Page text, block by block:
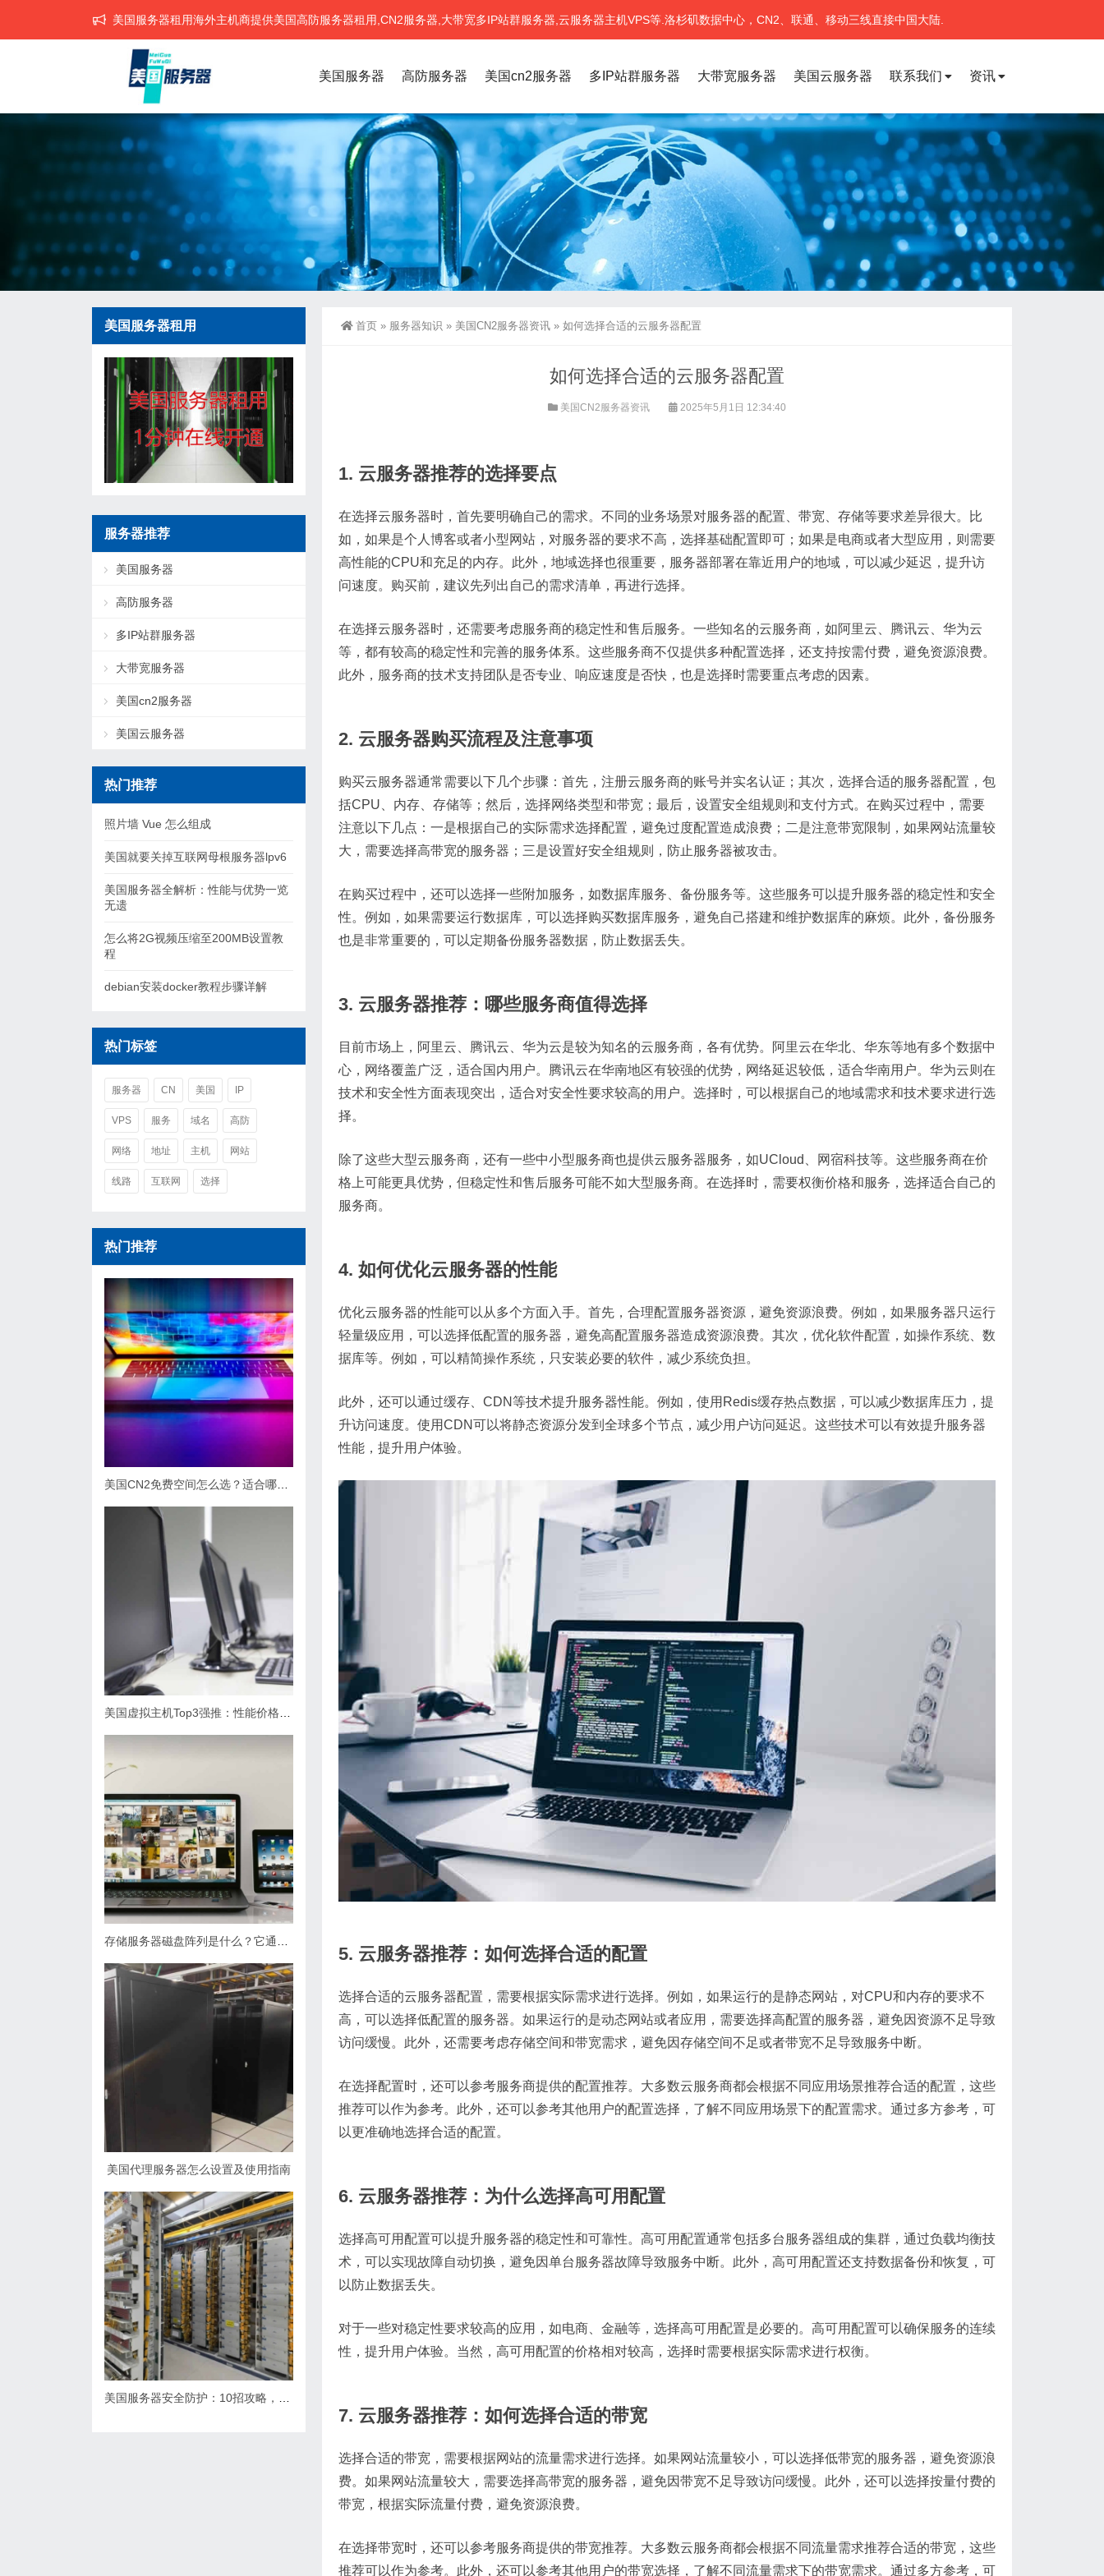
美国服务器租用海外主机商提供美国高防服务器租用,CN2服务器,大带宽多IP站群服务器,云服务器主机VPS等.洛杉矶数据中心，CN2、联通、移动三线直接中国大陆.
美国服务器 高防服务器 美国cn2服务器 多IP站群服务器 大带宽服务器 美国云服务器 联系我们 资讯
首页 » 服务器知识 » 美国CN2服务器资讯 » 如何选择合适的云服务器配置
如何选择合适的云服务器配置
美国CN2服务器资讯 2025年5月1日 12:34:40
1. 云服务器推荐的选择要点
在选择云服务器时，首先要明确自己的需求。不同的业务场景对服务器的配置、带宽、存储等要求差异很大。比
如，如果是个人博客或者小型网站，对服务器的要求不高，选择基础配置即可；如果是电商或者大型应用，则需要
高性能的CPU和充足的内存。此外，地域选择也很重要，服务器部署在靠近用户的地域，可以减少延迟，提升访
问速度。购买前，建议先列出自己的需求清单，再进行选择。
在选择云服务器时，还需要考虑服务商的稳定性和售后服务。一些知名的云服务商，如阿里云、腾讯云、华为云
等，都有较高的稳定性和完善的服务体系。这些服务商不仅提供多种配置选择，还支持按需付费，避免资源浪费。
此外，服务商的技术支持团队是否专业、响应速度是否快，也是选择时需要重点考虑的因素。
2. 云服务器购买流程及注意事项
购买云服务器通常需要以下几个步骤：首先，注册云服务商的账号并实名认证；其次，选择合适的服务器配置，包
括CPU、内存、存储等；然后，选择网络类型和带宽；最后，设置安全组规则和支付方式。在购买过程中，需要
注意以下几点：一是根据自己的实际需求选择配置，避免过度配置造成浪费；二是注意带宽限制，如果网站流量较
大，需要选择高带宽的服务器；三是设置好安全组规则，防止服务器被攻击。
在购买过程中，还可以选择一些附加服务，如数据库服务、备份服务等。这些服务可以提升服务器的稳定性和安全
性。例如，如果需要运行数据库，可以选择购买数据库服务，避免自己搭建和维护数据库的麻烦。此外，备份服务
也是非常重要的，可以定期备份服务器数据，防止数据丢失。
3. 云服务器推荐：哪些服务商值得选择
目前市场上，阿里云、腾讯云、华为云是较为知名的云服务商，各有优势。阿里云在华北、华东等地有多个数据中
心，网络覆盖广泛，适合国内用户。腾讯云在华南地区有较强的优势，网络延迟较低，适合华南用户。华为云则在
技术和安全性方面表现突出，适合对安全性要求较高的用户。选择时，可以根据自己的地域需求和技术要求进行选
择。
除了这些大型云服务商，还有一些中小型服务商也提供云服务器服务，如UCloud、网宿科技等。这些服务商在价
格上可能更具优势，但稳定性和售后服务可能不如大型服务商。在选择时，需要权衡价格和服务，选择适合自己的
服务商。
4. 如何优化云服务器的性能
优化云服务器的性能可以从多个方面入手。首先，合理配置服务器资源，避免资源浪费。例如，如果服务器只运行
轻量级应用，可以选择低配置的服务器，避免高配置服务器造成资源浪费。其次，优化软件配置，如操作系统、数
据库等。例如，可以精简操作系统，只安装必要的软件，减少系统负担。
此外，还可以通过缓存、CDN等技术提升服务器性能。例如，使用Redis缓存热点数据，可以减少数据库压力，提
升访问速度。使用CDN可以将静态资源分发到全球多个节点，减少用户访问延迟。这些技术可以有效提升服务器
性能，提升用户体验。
5. 云服务器推荐：如何选择合适的配置
选择合适的云服务器配置，需要根据实际需求进行选择。例如，如果运行的是静态网站，对CPU和内存的要求不
高，可以选择低配置的服务器。如果运行的是动态网站或者应用，需要选择高配置的服务器，避免因资源不足导致
访问缓慢。此外，还需要考虑存储空间和带宽需求，避免因存储空间不足或者带宽不足导致服务中断。
在选择配置时，还可以参考服务商提供的配置推荐。大多数云服务商都会根据不同应用场景推荐合适的配置，这些
推荐可以作为参考。此外，还可以参考其他用户的配置选择，了解不同应用场景下的配置需求。通过多方参考，可
以更准确地选择合适的配置。
6. 云服务器推荐：为什么选择高可用配置
选择高可用配置可以提升服务器的稳定性和可靠性。高可用配置通常包括多台服务器组成的集群，通过负载均衡技
术，可以实现故障自动切换，避免因单台服务器故障导致服务中断。此外，高可用配置还支持数据备份和恢复，可
以防止数据丢失。
对于一些对稳定性要求较高的应用，如电商、金融等，选择高可用配置是必要的。高可用配置可以确保服务的连续
性，提升用户体验。当然，高可用配置的价格相对较高，选择时需要根据实际需求进行权衡。
7. 云服务器推荐：如何选择合适的带宽
选择合适的带宽，需要根据网站的流量需求进行选择。如果网站流量较小，可以选择低带宽的服务器，避免资源浪
费。如果网站流量较大，需要选择高带宽的服务器，避免因带宽不足导致访问缓慢。此外，还可以选择按量付费的
带宽，根据实际流量付费，避免资源浪费。
在选择带宽时，还可以参考服务商提供的带宽推荐。大多数云服务商都会根据不同流量需求推荐合适的带宽，这些
推荐可以作为参考。此外，还可以参考其他用户的带宽选择，了解不同流量需求下的带宽需求。通过多方参考，可
美国服务器租用
服务器推荐
美国服务器
高防服务器
多IP站群服务器
大带宽服务器
美国cn2服务器
美国云服务器
热门推荐
照片墙 Vue 怎么组成
美国就要关掉互联网母根服务器lpv6
美国服务器全解析：性能与优势一览
无遗
怎么将2G视频压缩至200MB设置教
程
debian安装docker教程步骤详解
热门标签
服务器 CN 美国 IP
VPS 服务 域名 高防
网络 地址 主机 网站
线路 互联网 选择
热门推荐
美国代理服务器怎么设置及使用指南